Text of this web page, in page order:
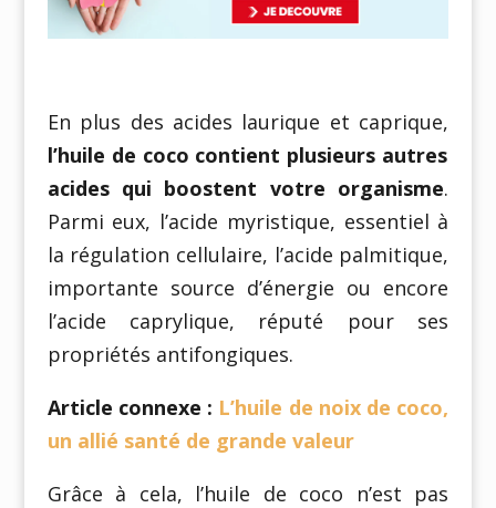
En plus des acides laurique et caprique,
l’huile de coco contient plusieurs autres
acides qui boostent votre organisme.
Parmi eux, l’acide myristique, essentiel à
la régulation cellulaire, l’acide palmitique,
importante source d’énergie ou encore
l’acide caprylique, réputé pour ses
propriétés antifongiques.
Article connexe : L’huile de noix de coco,
un allié santé de grande valeur
Grâce à cela, l’huile de coco n’est pas